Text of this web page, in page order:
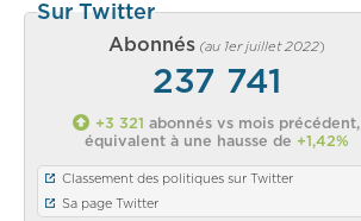
Sur Twitter
Abonnés (au 1er juillet 2022)
237 741
+3 321abonnés vs mois précédent,
équivalent à une hausse de +1,42%
Classement des politiques sur Twitter
Sa page Twitter